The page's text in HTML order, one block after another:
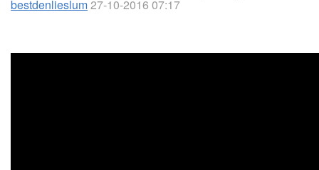
bestdenlieslum27-10-2016 07:17